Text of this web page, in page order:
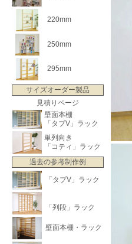
220mm
250mm
295mm
サイズオーダー製品
見積りページ
壁面本棚
「タブV」ラック
単列向き
「コティ」ラック
過去の参考制作例
「タブV」ラック
「列段」ラック
壁面本棚・ラック